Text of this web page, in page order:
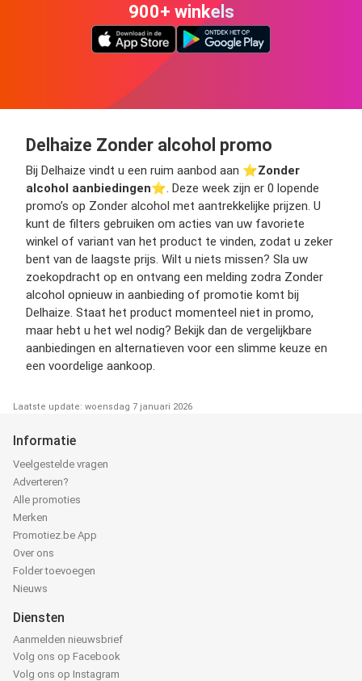
900+ winkels
Delhaize Zonder alcohol promo
Bij Delhaize vindt u een ruim aanbod aan ⭐️Zonder
alcohol aanbiedingen⭐️. Deze week zijn er 0 lopende
promo’s op Zonder alcohol met aantrekkelijke prijzen. U
kunt de filters gebruiken om acties van uw favoriete
winkel of variant van het product te vinden, zodat u zeker
bent van de laagste prijs. Wilt u niets missen? Sla uw
zoekopdracht op en ontvang een melding zodra Zonder
alcohol opnieuw in aanbieding of promotie komt bij
Delhaize. Staat het product momenteel niet in promo,
maar hebt u het wel nodig? Bekijk dan de vergelijkbare
aanbiedingen en alternatieven voor een slimme keuze en
een voordelige aankoop.
Laatste update: woensdag 7 januari 2026
Informatie
Veelgestelde vragen
Adverteren?
Alle promoties
Merken
Promotiez.be App
Over ons
Folder toevoegen
Nieuws
Diensten
Aanmelden nieuwsbrief
Volg ons op Facebook
Volg ons op Instagram